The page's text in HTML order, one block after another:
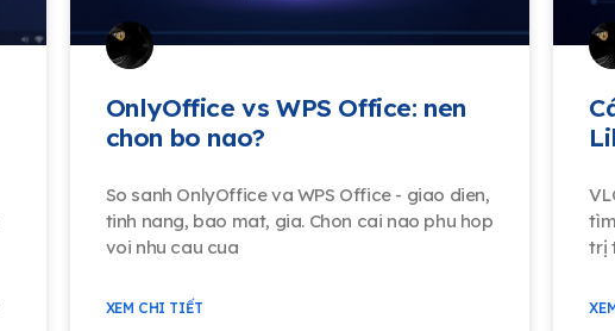
OnlyOffice vs WPS Office: nen
chon bo nao?
So sanh OnlyOffice va WPS Office - giao dien,
tinh nang, bao mat, gia. Chon cai nao phu hop
voi nhu cau cua
XEM CHI TIẾT
trị